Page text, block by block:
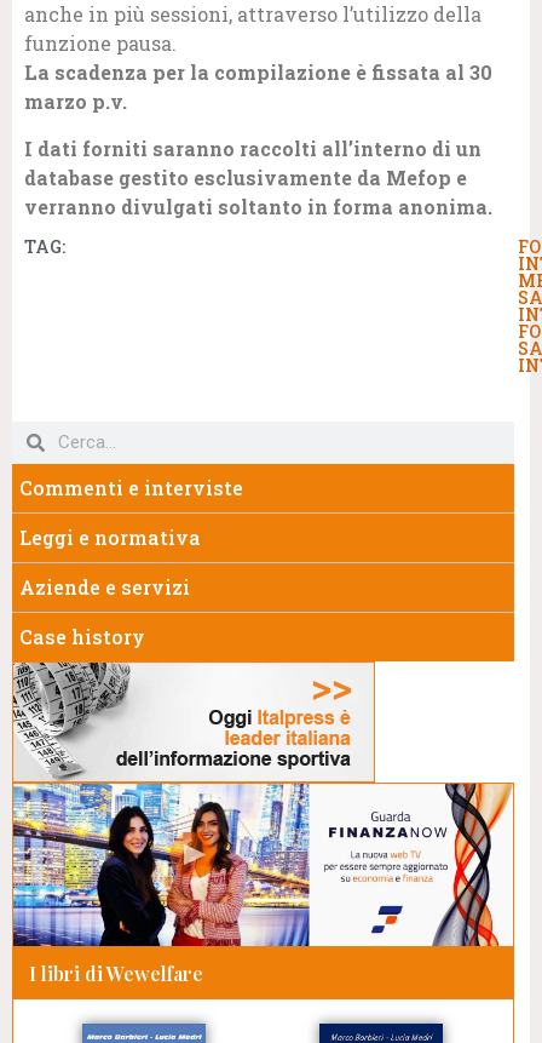
anche in più sessioni, attraverso l’utilizzo della
funzione pausa.
La scadenza per la compilazione è fissata al 30
marzo p.v.
I dati forniti saranno raccolti all’interno di un
database gestito esclusivamente da Mefop e
verranno divulgati soltanto in forma anonima.
TAG:
Commenti e interviste
Leggi e normativa
Aziende e servizi
Case history
I libri di Wewelfare